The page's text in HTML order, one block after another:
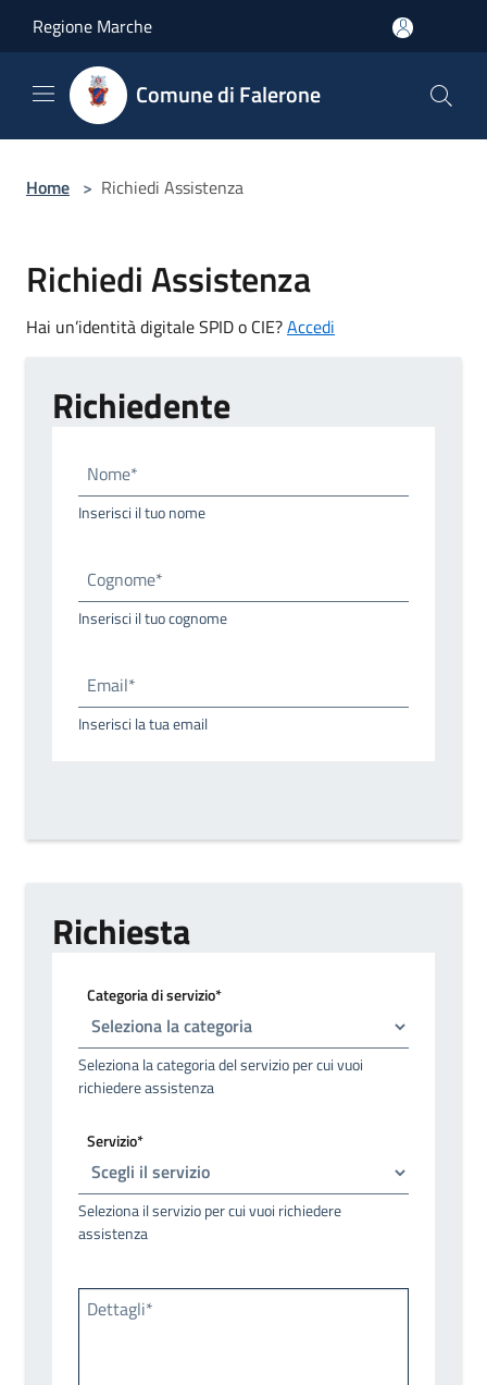
Regione Marche
Comune di Falerone
Home > Richiedi Assistenza
Richiedi Assistenza
Hai un’identità digitale SPID o CIE?Accedi
Richiedente
Nome*
Inserisci il tuo nome
Cognome*
Inserisci il tuo cognome
Email*
Inserisci la tua email
Richiesta
Categoria di servizio*
Seleziona la categoria del servizio per cui vuoi
richiedere assistenza
Servizio*
Seleziona il servizio per cui vuoi richiedere
assistenza
Dettagli*